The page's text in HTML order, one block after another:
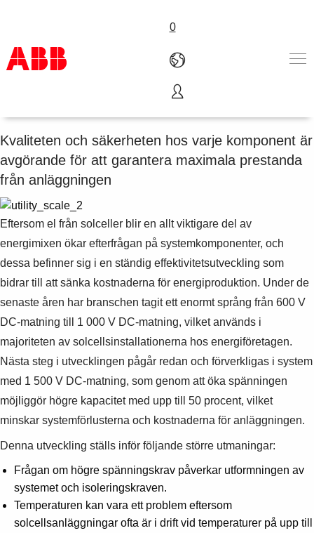
0
Produkter och tjänster
Industrier
Om ABB
Här kan du köpa
Kontakta oss
Karriär på ABB
Kvaliteten och säkerheten hos varje komponent är
avgörande för att garantera maximala prestanda
från anläggningen
Eftersom el från solceller blir en allt viktigare del av
energimixen ökar efterfrågan på systemkomponenter, och
dessa befinner sig i en ständig effektivitetsutveckling som
bidrar till att sänka kostnaderna för energiproduktion. Under de
senaste åren har branschen tagit ett enormt språng från 600 V
DC-matning till 1 000 V DC-matning, vilket används i
majoriteten av solcellsinstallationerna hos energiföretagen.
Nästa steg i utvecklingen pågår redan och förverkligas i system
med 1 500 V DC-matning, som genom att öka spänningen
möjliggör högre kapacitet med upp till 50 procent, vilket
minskar systemförlusterna och kostnaderna för anläggningen.
Denna utveckling ställs inför följande större utmaningar:
Frågan om högre spänningskrav påverkar utformningen av
systemet och isoleringskraven.
Temperaturen kan vara ett problem eftersom
solcellsanläggningar ofta är i drift vid temperaturer på upp till